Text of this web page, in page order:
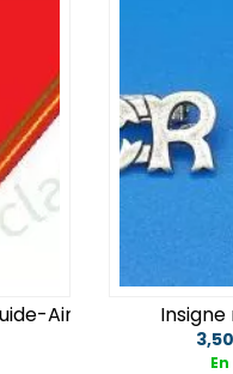
Cadeaux moins
Ainée